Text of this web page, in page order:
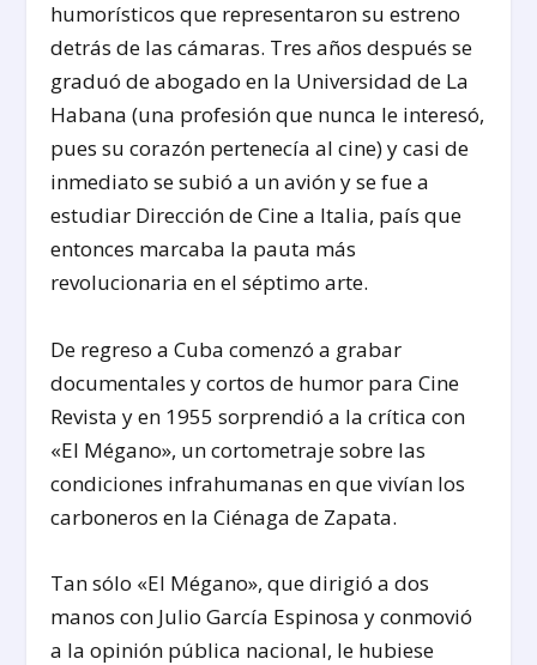
humorísticos que representaron su estreno
detrás de las cámaras. Tres años después se
graduó de abogado en la Universidad de La
Habana (una profesión que nunca le interesó,
pues su corazón pertenecía al cine) y casi de
inmediato se subió a un avión y se fue a
estudiar Dirección de Cine a Italia, país que
entonces marcaba la pauta más
revolucionaria en el séptimo arte.
De regreso a Cuba comenzó a grabar
documentales y cortos de humor para Cine
Revista y en 1955 sorprendió a la crítica con
«El Mégano», un cortometraje sobre las
condiciones infrahumanas en que vivían los
carboneros en la Ciénaga de Zapata.
Tan sólo «El Mégano», que dirigió a dos
manos con Julio García Espinosa y conmovió
a la opinión pública nacional, le hubiese